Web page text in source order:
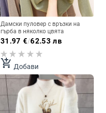
Дамски пуловер с връзки на
гърба в няколко цвята
31.97 €/62.53 лв
add_shopping_cart Добави